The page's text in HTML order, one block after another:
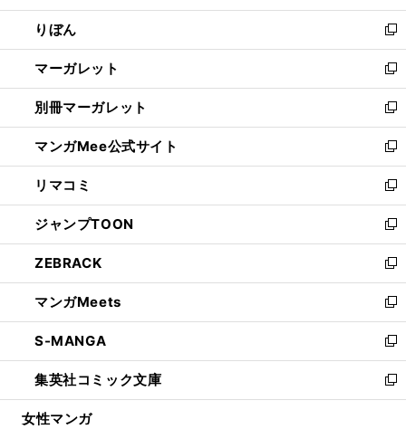
開
く
ウ
で
開
く
ン
ド
ウ
で
開
く
ウ
ィ
ン
ド
ウ
で
開
く
りぼん
新
し
い
ウ
ィ
ン
ド
ウ
で
開
く
マーガレット
新
し
い
ウ
ィ
ン
ド
ウ
で
開
く
別冊マーガレット
新
し
い
ウ
ィ
ン
ド
ウ
で
開
く
マンガMee公式サイト
新
し
い
ウ
ィ
ン
ド
ウ
で
開
く
リマコミ
新
し
い
ウ
ィ
ン
ド
ウ
で
開
く
ジャンプTOON
新
し
い
ウ
ィ
ン
ド
ウ
で
開
ZEBRACK
新
し
い
ウ
ィ
ン
ド
ウ
マンガMeets
新
し
い
ウ
ィ
ン
S-MANGA
新
し
い
ウ
集英社コミック文庫
新
し
女性マンガ